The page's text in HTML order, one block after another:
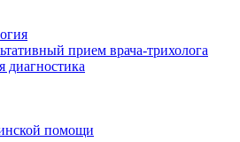
прием врача-трихолога
диагностика
помощи